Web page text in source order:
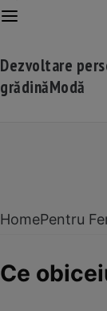
Dezvoltare
grădinăModă
HomePentru
Ce